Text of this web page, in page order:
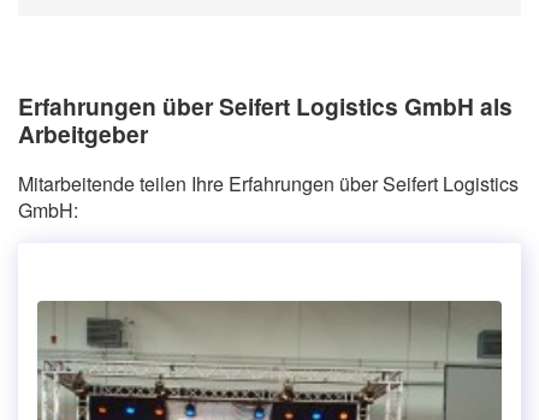
Erfahrungen über Seifert Logistics GmbH als
Arbeitgeber
Mitarbeitende teilen Ihre Erfahrungen über Seifert Logistics
GmbH: